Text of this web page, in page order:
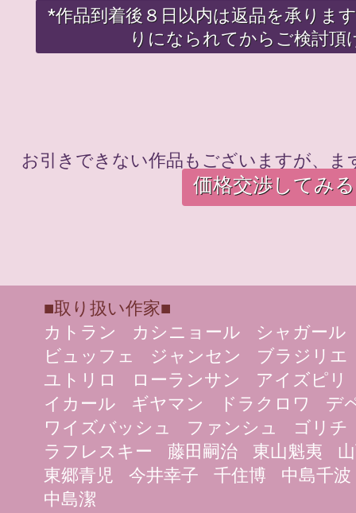
*作品到着後８日以内は返品を承りま
りになられてからご検討頂
お引きできない作品もございますが、
価格交渉してみる
■取り扱い作家■
カトラン
カシニョール
シャガール
ビュッフェ
ジャンセン
ブラジリエ
ユトリロ
ローランサン
アイズピリ
イカール
ギヤマン ドラクロワ
デ
ワイズバッシュ
ファンシュ
ゴリチ
ラフレスキー
藤田嗣治 東山魁夷
東郷青児
今井幸子 千住博
中島千波
中島潔